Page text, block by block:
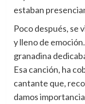
estaban
Poco después, se
y lleno de
granadina
Esa canción, ha
cantante que,
damos